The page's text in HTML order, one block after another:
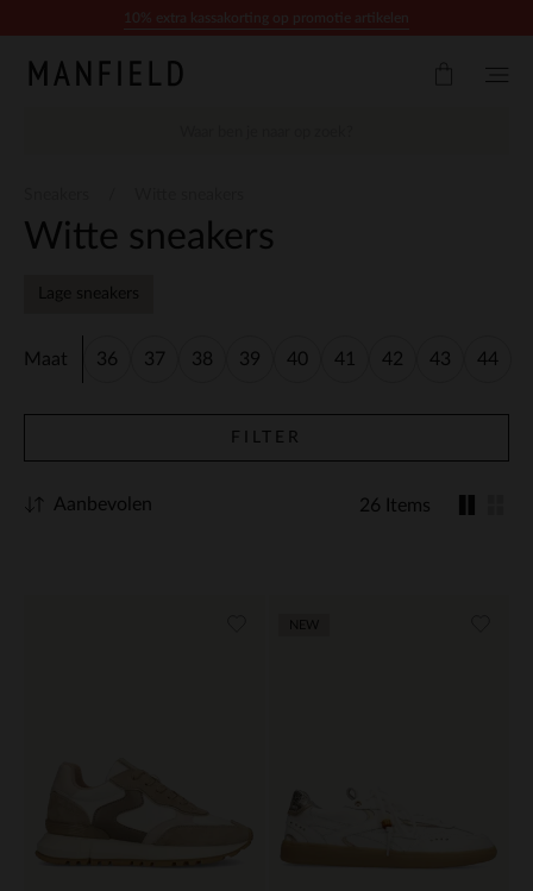
Witte sneakers
Lage sneakers
Maat 36 37 38 39 40 41 42 43 44
FILTER
26 Items
Aanbevolen